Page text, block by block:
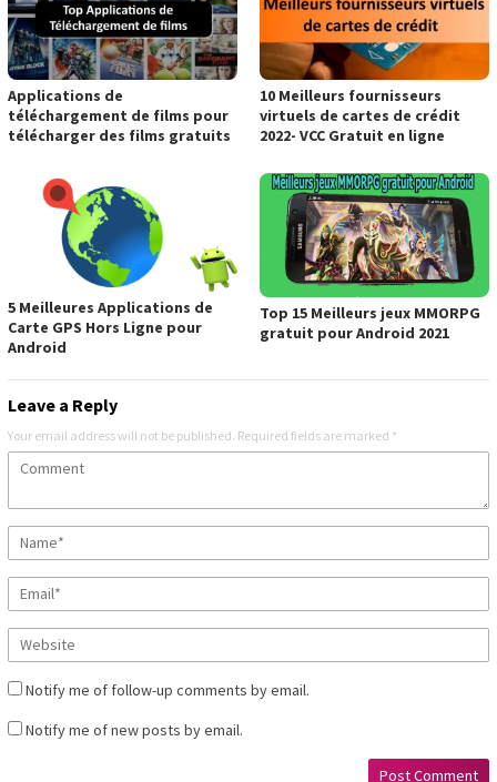
Applications de
téléchargement de films pour
télécharger des films gratuits
10 Meilleurs fournisseurs
virtuels de cartes de crédit
2022- VCC Gratuit en ligne
5 Meilleures Applications de
Carte GPS Hors Ligne pour
Android
Top 15 Meilleurs jeux MMORPG
gratuit pour Android 2021
Leave a Reply
Your email address will not be published. Required fields are marked *
Notify me of follow-up comments by email.
Notify me of new posts by email.